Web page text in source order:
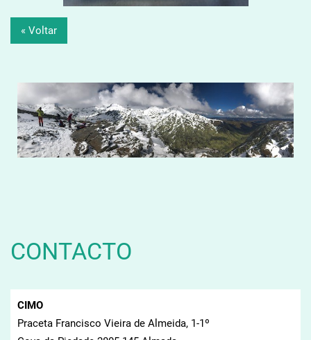
« Voltar
CONTACTO
CIMO
Praceta Francisco Vieira de Almeida, 1-1º